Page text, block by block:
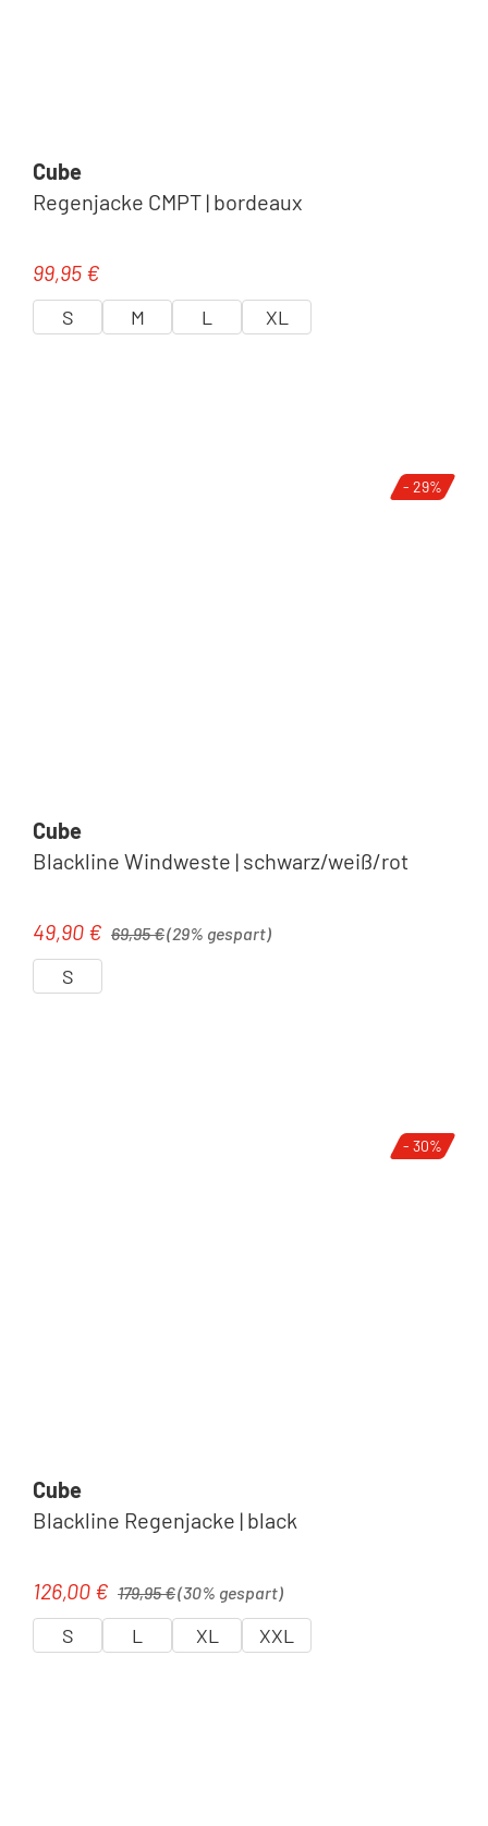
Cube
Regenjacke CMPT | bordeaux
Regulärer Preis:
99,95 €
S M L XL
- 29%
Cube
Blackline Windweste | schwarz/weiß/rot
Verkaufspreis:
49,90 € Regulärer Preis:
69,95 €(29% gespart)
S
- 30%
Cube
Blackline Regenjacke | black
Verkaufspreis:
126,00 € Regulärer Preis:
179,95 €(30% gespart)
S L XL XXL